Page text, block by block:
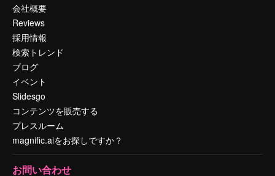
会社概要
Reviews
採用情報
検索トレンド
ブログ
イベント
Slidesgo
コンテンツを販売する
プレスルーム
magnific.aiをお探しですか？
お問い合わせ